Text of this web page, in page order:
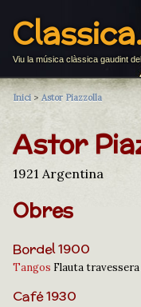
Viu la música clàssica gaudint
Inici > Astor Piazzolla
Astor
1921 Argentina
Obres
Bordel 1900
Tangos Flauta
Café 1930